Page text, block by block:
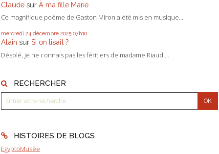
Claude sur À ma fille Marie
Ce magnifique poème de Gaston Miron a été mis en musique...
mercredi 24 décembre 2025 07h10
Alain sur Si on lisait ?
Désolé, je ne connais pas les féritiers de madame Riaud....
RECHERCHER
HISTOIRES DE BLOGS
EgyptoMusée